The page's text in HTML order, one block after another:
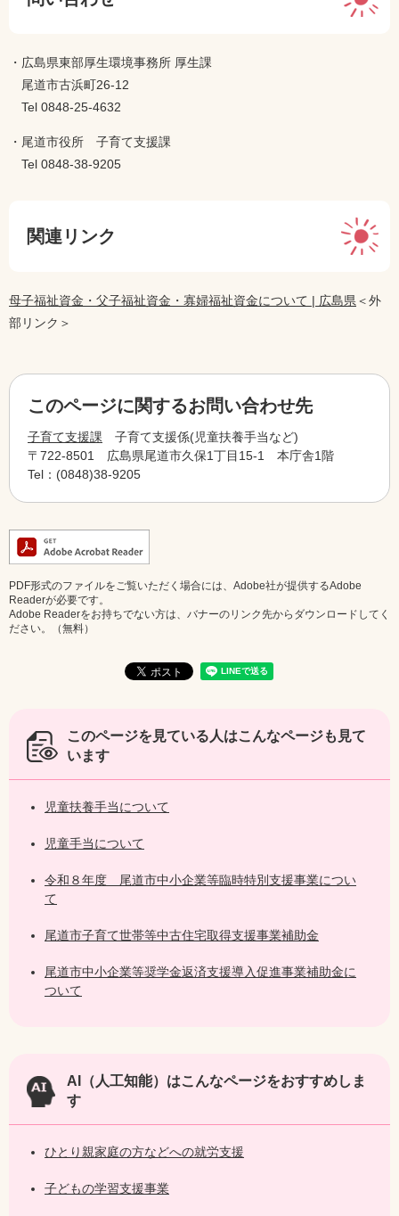
・広島県東部厚生環境事務所 厚生課
尾道市古浜町26-12​
​ Tel 0848‐25‐4632​
・尾道市役所 子育て支援課
​ Tel 0848-38-9205
関連リンク
母子福祉資金・父子福祉資金・寡婦福祉資金について | 広島県 ＜外
部リンク＞
このページに関するお問い合わせ先
子育て支援課
子育て支援係(児童扶養手当など)
〒722-8501
広島県尾道市久保1丁目15-1 本庁舎1階
Tel：(0848)38-9205
PDF形式のファイルをご覧いただく場合には、Adobe社が提供するAdobe
Readerが必要です。
Adobe Readerをお持ちでない方は、バナーのリンク先からダウンロードしてく
ださい。（無料）
このページを見ている人はこんなページも見て
います
児童扶養手当について
児童手当について
令和８年度 尾道市中小企業等臨時特別支援事業につい
て
尾道市子育て世帯等中古住宅取得支援事業補助金
尾道市中小企業等奨学金返済支援導入促進事業補助金に
ついて
AI（人工知能）はこんなページをおすすめしま
す
ひとり親家庭の方などへの就労支援
子どもの学習支援事業